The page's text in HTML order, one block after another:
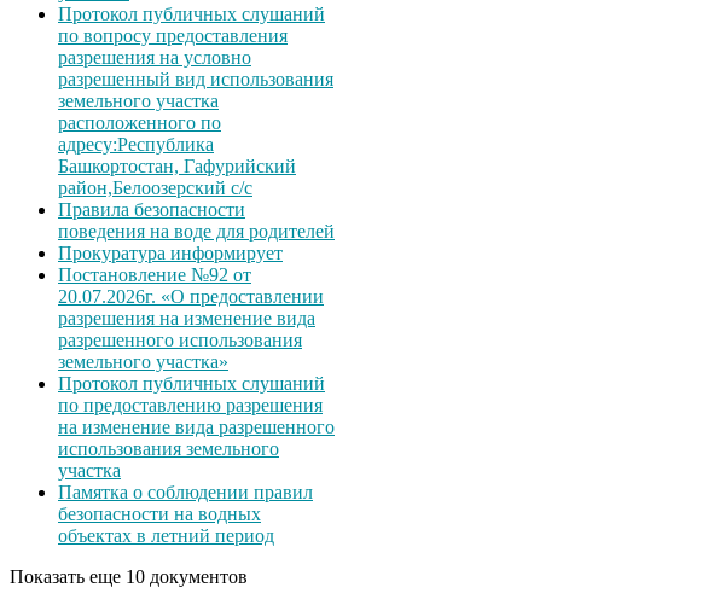
Протокол публичных слушаний
по вопросу предоставления
разрешения на условно
разрешенный вид использования
земельного участка
расположенного по
адресу:Республика
Башкортостан, Гафурийский
район,Белоозерский с/с
Правила безопасности
поведения на воде для родителей
Прокуратура информирует
Постановление №92 от
20.07.2026г. «О предоставлении
разрешения на изменение вида
разрешенного использования
земельного участка»
Протокол публичных слушаний
по предоставлению разрешения
на изменение вида разрешенного
использования земельного
участка
Памятка о соблюдении правил
безопасности на водных
объектах в летний период
Показать еще 10 документов